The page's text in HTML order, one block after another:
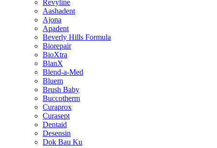
Revyline
Aashadent
Ajona
Apadent
Beverly Hills Formula
Biorepair
BioXtra
BlanX
Blend-a-Med
Bluem
Brush Baby
Buccotherm
Curaprox
Curasept
Dentaid
Desensin
Dok Bau Ku